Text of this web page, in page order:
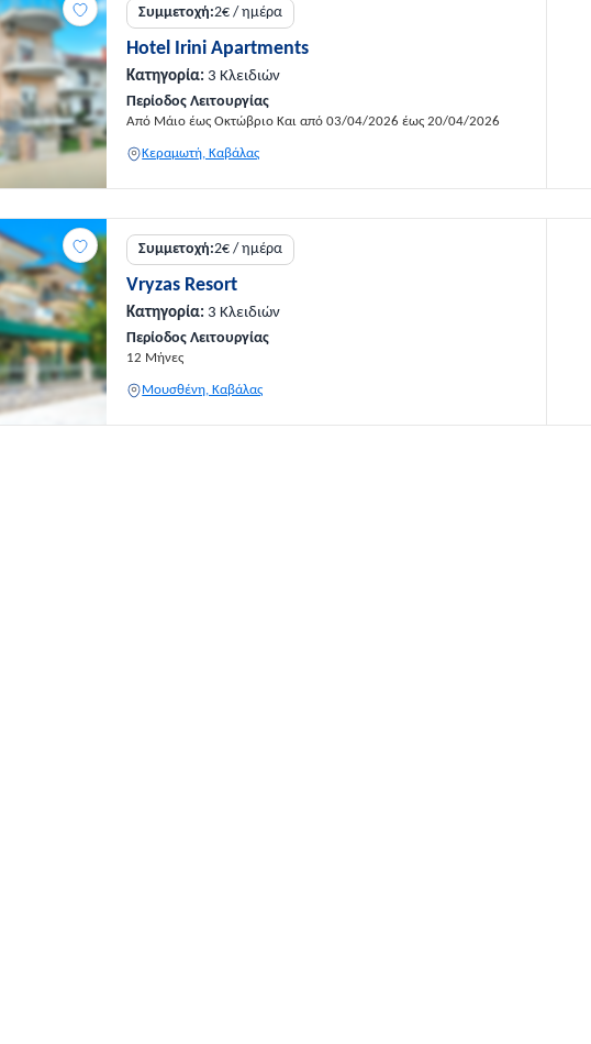
Συμμετοχή:2€ / ημέρα
Hotel Irini Apartments
Κατηγορία: 3 Κλειδιών
Περίοδος Λειτουργίας
Από Μάιο έως Οκτώβριο Και από 03/04/2026 έως 20/04/2026
Κεραμωτή, Καβάλας
Συμμετοχή:2€ / ημέρα
Vryzas Resort
Κατηγορία: 3 Κλειδιών
Περίοδος Λειτουργίας
12 Μήνες
Μουσθένη, Καβάλας